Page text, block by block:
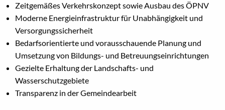
Zeitgemäßes Verkehrskonzept sowie Ausbau des ÖPNV
Moderne Energieinfrastruktur für Unabhängigkeit und
Versorgungssicherheit
Bedarfsorientierte und vorausschauende Planung und
Umsetzung von Bildungs- und Betreuungseinrichtungen
Gezielte Erhaltung der Landschafts- und
Wasserschutzgebiete
Transparenz in der Gemeindearbeit